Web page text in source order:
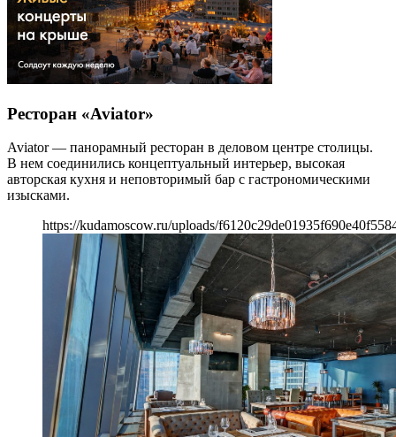
Ресторан «Aviator»
Aviator — панорамный ресторан в деловом центре столицы.
В нем соединились концептуальный интерьер, высокая
авторская кухня и неповторимый бар с гастрономическими
изысками.
https://kudamoscow.ru/uploads/